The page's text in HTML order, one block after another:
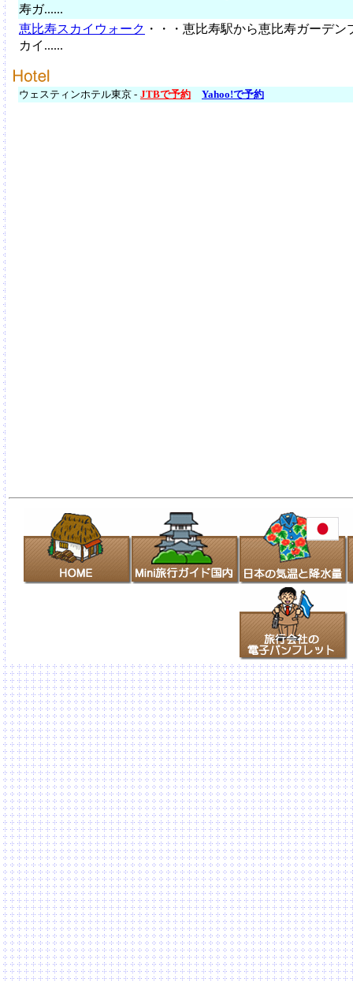
寿ガ......
恵比寿スカイウォーク ・・・恵比寿駅から恵比寿ガーデ
カイ......
ウェスティンホテル東京 - JTBで予約 Yahoo!で予約